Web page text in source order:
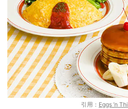
引用： Eggs ’n